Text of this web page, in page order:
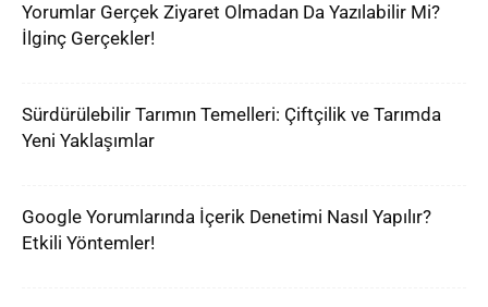
Yorumlar Gerçek Ziyaret Olmadan Da Yazılabilir Mi?
İlginç Gerçekler!
Sürdürülebilir Tarımın Temelleri: Çiftçilik ve Tarımda
Yeni Yaklaşımlar
Google Yorumlarında İçerik Denetimi Nasıl Yapılır?
Etkili Yöntemler!